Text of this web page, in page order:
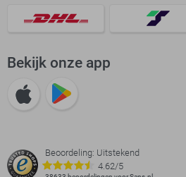
Bekijk onze app
Beoordeling: Uitstekend
4.62/5